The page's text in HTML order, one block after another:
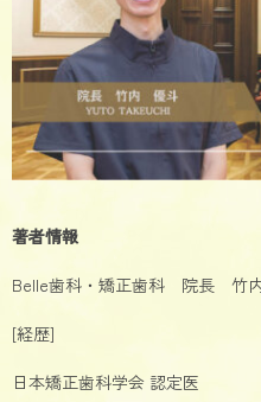
著者情報
Belle歯科・矯正歯科 院長 竹
[経歴]
日本矯正歯科学会 認定医